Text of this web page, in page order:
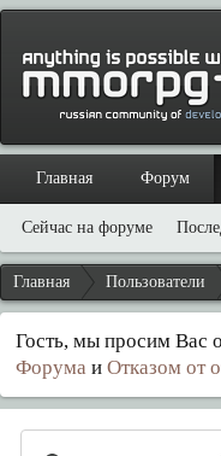
Главная Пользователи
Гость, мы просим Вас
Форума и Отказом от
Главная Форум
Сейчас на форуме